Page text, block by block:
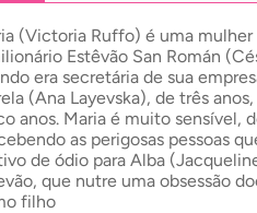
(Victoria Ruffo) é uma
Estêvão San Román
era secretária de sua
(Ana Layevska), de três
anos. Maria é muito sensível,
as perigosas pessoas
de ódio para Alba
que nutre uma obsessão
filho